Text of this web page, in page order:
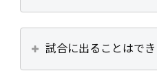
試合に出ることはでき